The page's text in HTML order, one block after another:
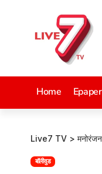
Home Epaper
Live7 TV > मनोरंजन
बॉलीवुड